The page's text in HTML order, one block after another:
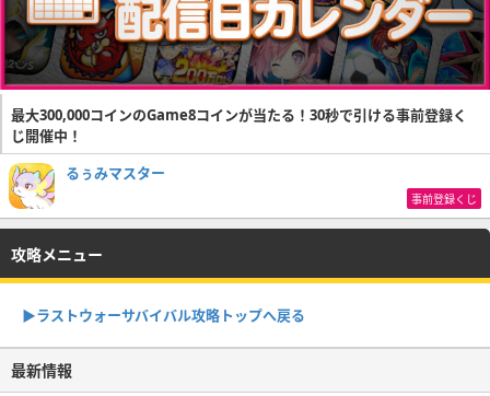
最大300,000コインのGame8コインが当たる！30秒で引ける事前登録く
じ開催中！
るぅみマスター
事前登録くじ
攻略メニュー
▶︎ラストウォーサバイバル攻略トップへ戻る
最新情報